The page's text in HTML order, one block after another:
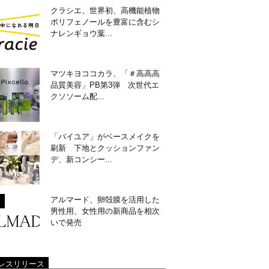
クラシエ、世界初、高機能植物
ポリフェノールを豊富に含むシ
ナレンギョウ葉...
マツキヨココカラ、「＃高高高
品質美容」PB第3弾 次世代エ
クソソーム配...
「バイユア」がベースメイクを
刷新 下地とクッションファン
デ、新コンシー...
アルマード、卵殻膜を活用した
男性用、女性用の新商品を相次
いで発売
スリリース